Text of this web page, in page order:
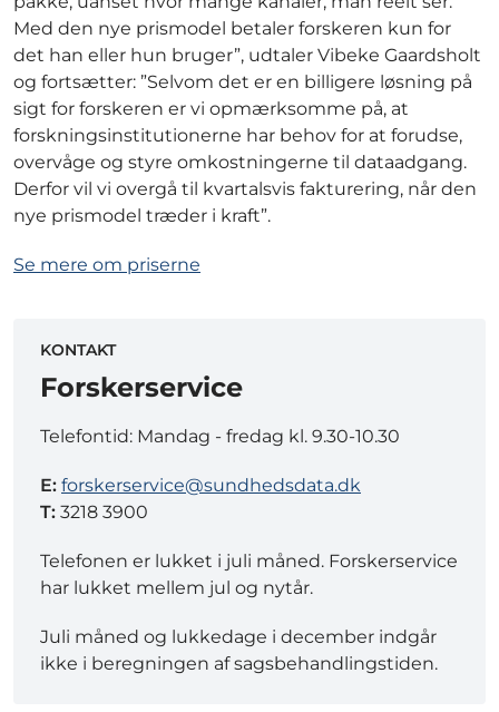
Med den nye prismodel betaler forskeren kun for
det han eller hun bruger”, udtaler Vibeke Gaardsholt
og fortsætter: ”Selvom det er en billigere løsning på
sigt for forskeren er vi opmærksomme på, at
forskningsinstitutionerne har behov for at forudse,
overvåge og styre omkostningerne til dataadgang.
Derfor vil vi overgå til kvartalsvis fakturering, når den
nye prismodel træder i kraft”.
Se mere om priserne
KONTAKT
Forskerservice
Telefontid: Mandag - fredag kl. 9.30-10.30
E: forskerservice@sundhedsdata.dk
T: 3218 3900
Telefonen er lukket i juli måned. Forskerservice
har lukket mellem jul og nytår.
Juli måned og lukkedage i december indgår
ikke i beregningen af sagsbehandlingstiden.